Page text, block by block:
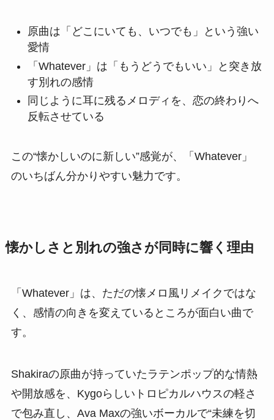
原曲は「どこにいても、いつでも」という強い
愛情
「Whatever」は「もうどうでもいい」と突き放
す別れの感情
同じように耳に残るメロディを、恋の終わりへ
反転させている
この“懐かしいのに新しい”感覚が、「Whatever」
のいちばん分かりやすい魅力です。
懐かしさと別れの強さが同時に響く理由
「Whatever」は、ただの懐メロ風リメイクではな
く、感情の向きを変えているところが面白い曲で
す。
Shakiraの原曲が持っていたラテンポップ的な情熱
や開放感を、Kygoらしいトロピカルハウスの軽さ
で包み直し、Ava Maxの強いボーカルで“未練を切